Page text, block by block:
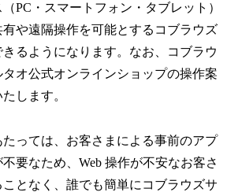
PC・スマートフォン・タブレット）
や遠隔操作を可能とするコブラウズ
るようになります。なお、コブラウ
オ公式オンラインショップの操作案
します。
っては、お客さまによる事前のアプ
要なため、Web 操作が不安なお客さ
ことなく、誰でも簡単にコブラウズサ